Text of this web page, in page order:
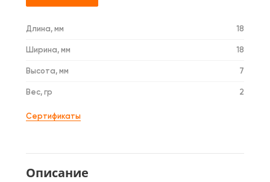
Длина, мм 18
Ширина, мм 18
Высота, мм 7
Вес, гр 2
Сертификаты
Описание